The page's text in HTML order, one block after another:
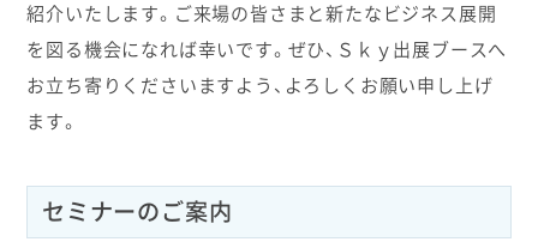
紹介いたします。ご来場の皆さまと新たなビジネス展開
を図る機会になれば幸いです。ぜひ、Ｓｋｙ出展ブースへ
お立ち寄りくださいますよう、よろしくお願い申し上げ
ます。
セミナーのご案内